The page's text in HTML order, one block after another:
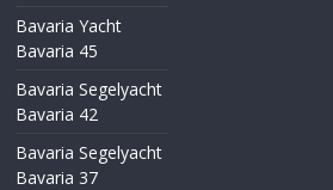
Bavaria Yacht
Bavaria 45
Bavaria Segelyacht
Bavaria 42
Bavaria Segelyacht
Bavaria 37